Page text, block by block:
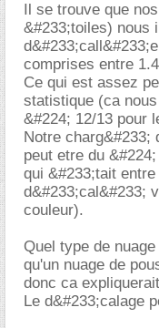
Il se trouve que
&#233;toiles) nous
comprises entre
Ce qui est assez
statistique (ca
&#224; 12/13 pour
Notre charg&#233;
peut etre du
qui &#233;tait
d&#233;cal&#233;
couleur).
Quel type de
qu'un nuage de
donc ca
Le d&#233;calage